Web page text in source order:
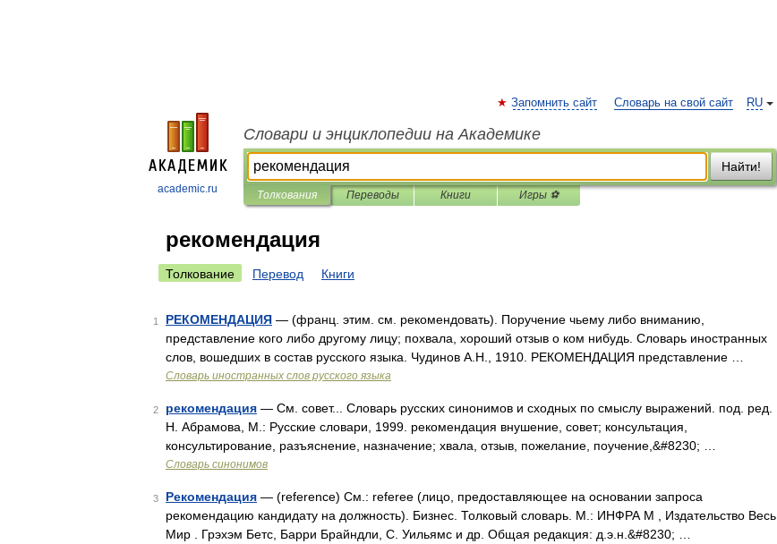
academic.ru
RU
Запомнить сайт Словарь на свой сайт
Словари и энциклопедии на Академике
Найти!
Толкования Переводы Книги Игры ⚽
рекомендация
Толкование Перевод Книги
1 РЕКОМЕНДАЦИЯ — (франц. этим. см. рекомендовать). Поручение чьему либо вниманию,
представление кого либо другому лицу; похвала, хороший отзыв о ком нибудь. Словарь иностранных
слов, вошедших в состав русского языка. Чудинов А.Н., 1910. РЕКОМЕНДАЦИЯ представление …
Словарь иностранных слов русского языка
2 рекомендация — См. совет... Словарь русских синонимов и сходных по смыслу выражений. под. ред.
Н. Абрамова, М.: Русские словари, 1999. рекомендация внушение, совет; консультация,
консультирование, разъяснение, назначение; хвала, отзыв, пожелание, поучение,&#8230; …
Словарь синонимов
3 Рекомендация — (reference) См.: referee (лицо, предоставляющее на основании запроса
рекомендацию кандидату на должность). Бизнес. Толковый словарь. М.: ИНФРА М , Издательство Весь
Мир . Грэхэм Бетс, Барри Брайндли, С. Уильямс и др. Общая редакция: д.э.н.&#8230; …